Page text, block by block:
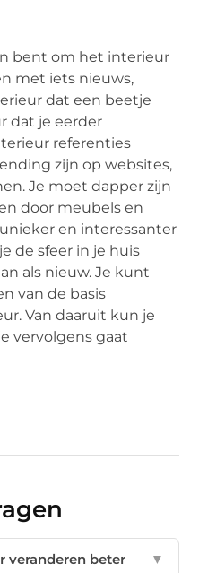
bent om het interieur
met iets nieuws,
dat een beetje
dat je eerder
referenties
zijn op websites,
Je moet dapper zijn
door meubels en
en interessanter
de sfeer in je huis
als nieuw. Je kunt
van de basis
Van daaruit kun je
vervolgens gaat
veranderen beter
▼